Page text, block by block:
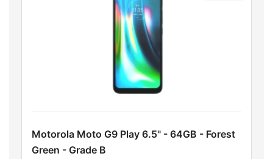
Motorola Moto G9 Play 6.5" - 64GB - Forest
Green - Grade B